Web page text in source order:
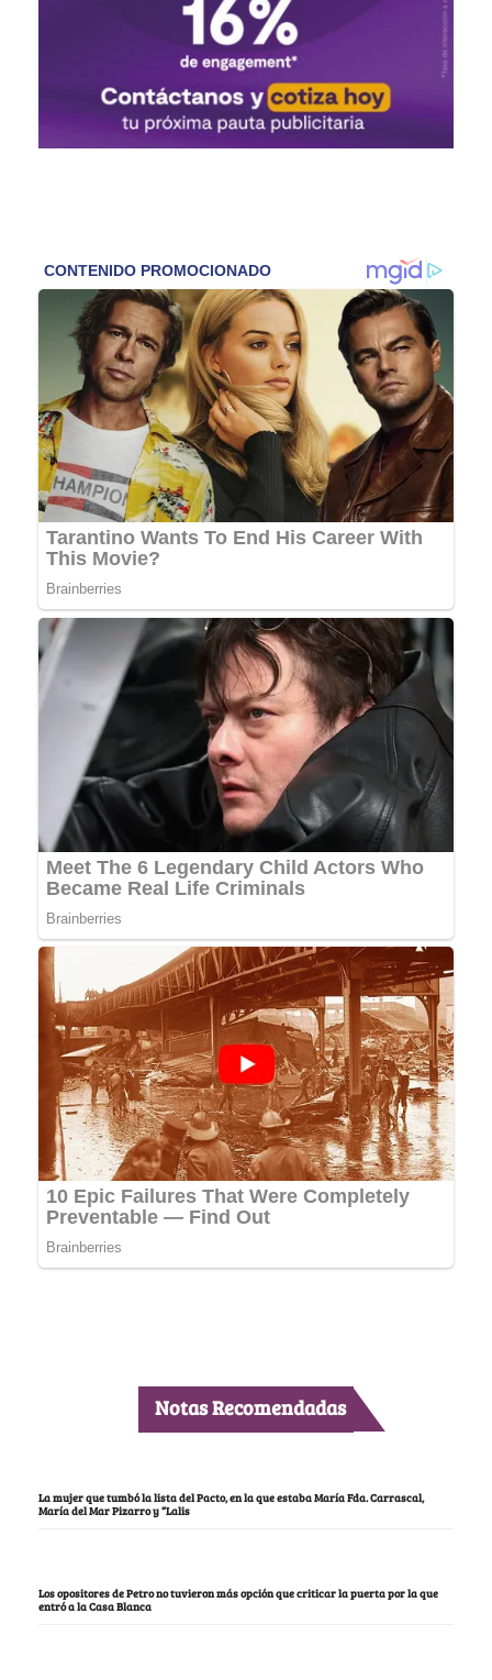
Notas Recomendadas
La mujer que tumbó la lista del Pacto, en la que estaba María Fda. Carrascal,
María del Mar Pizarro y “Lalis
Los opositores de Petro no tuvieron más opción que criticar la puerta por la que
entró a la Casa Blanca